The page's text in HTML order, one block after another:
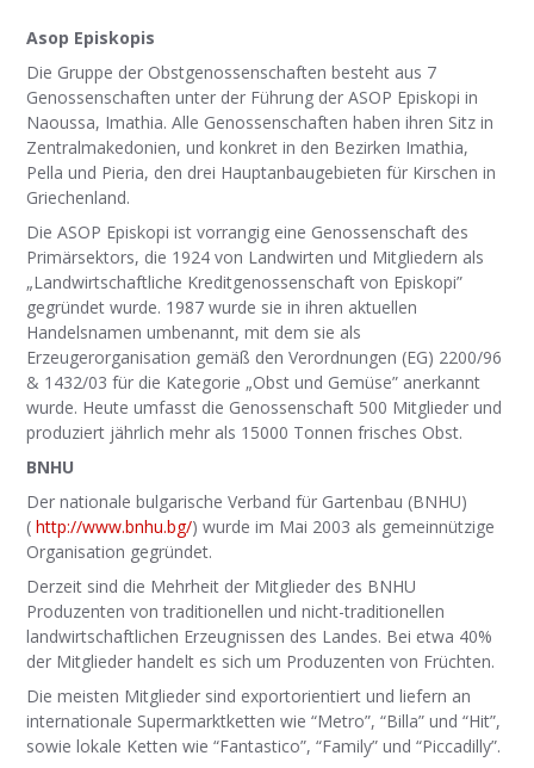
Asop Episkopis
Die Gruppe der Obstgenossenschaften besteht aus 7
Genossenschaften unter der Führung der ASOP Episkopi in
Naoussa, Imathia. Alle Genossenschaften haben ihren Sitz in
Zentralmakedonien, und konkret in den Bezirken Imathia,
Pella und Pieria, den drei Hauptanbaugebieten für Kirschen in
Griechenland.
Die ASOP Episkopi ist vorrangig eine Genossenschaft des
Primärsektors, die 1924 von Landwirten und Mitgliedern als
„Landwirtschaftliche Kreditgenossenschaft von Episkopi”
gegründet wurde. 1987 wurde sie in ihren aktuellen
Handelsnamen umbenannt, mit dem sie als
Erzeugerorganisation gemäß den Verordnungen (EG) 2200/96
& 1432/03 für die Kategorie „Obst und Gemüse” anerkannt
wurde. Heute umfasst die Genossenschaft 500 Mitglieder und
produziert jährlich mehr als 15000 Tonnen frisches Obst.
BNHU
Der nationale bulgarische Verband für Gartenbau (BNHU)
(http://www.bnhu.bg/) wurde im Mai 2003 als gemeinnützige
Organisation gegründet.
Derzeit sind die Mehrheit der Mitglieder des BNHU
Produzenten von traditionellen und nicht-traditionellen
landwirtschaftlichen Erzeugnissen des Landes. Bei etwa 40%
der Mitglieder handelt es sich um Produzenten von Früchten.
Die meisten Mitglieder sind exportorientiert und liefern an
internationale Supermarktketten wie “Metro”, “Billa” und “Hit”,
sowie lokale Ketten wie “Fantastico”, “Family” und “Piccadilly”.